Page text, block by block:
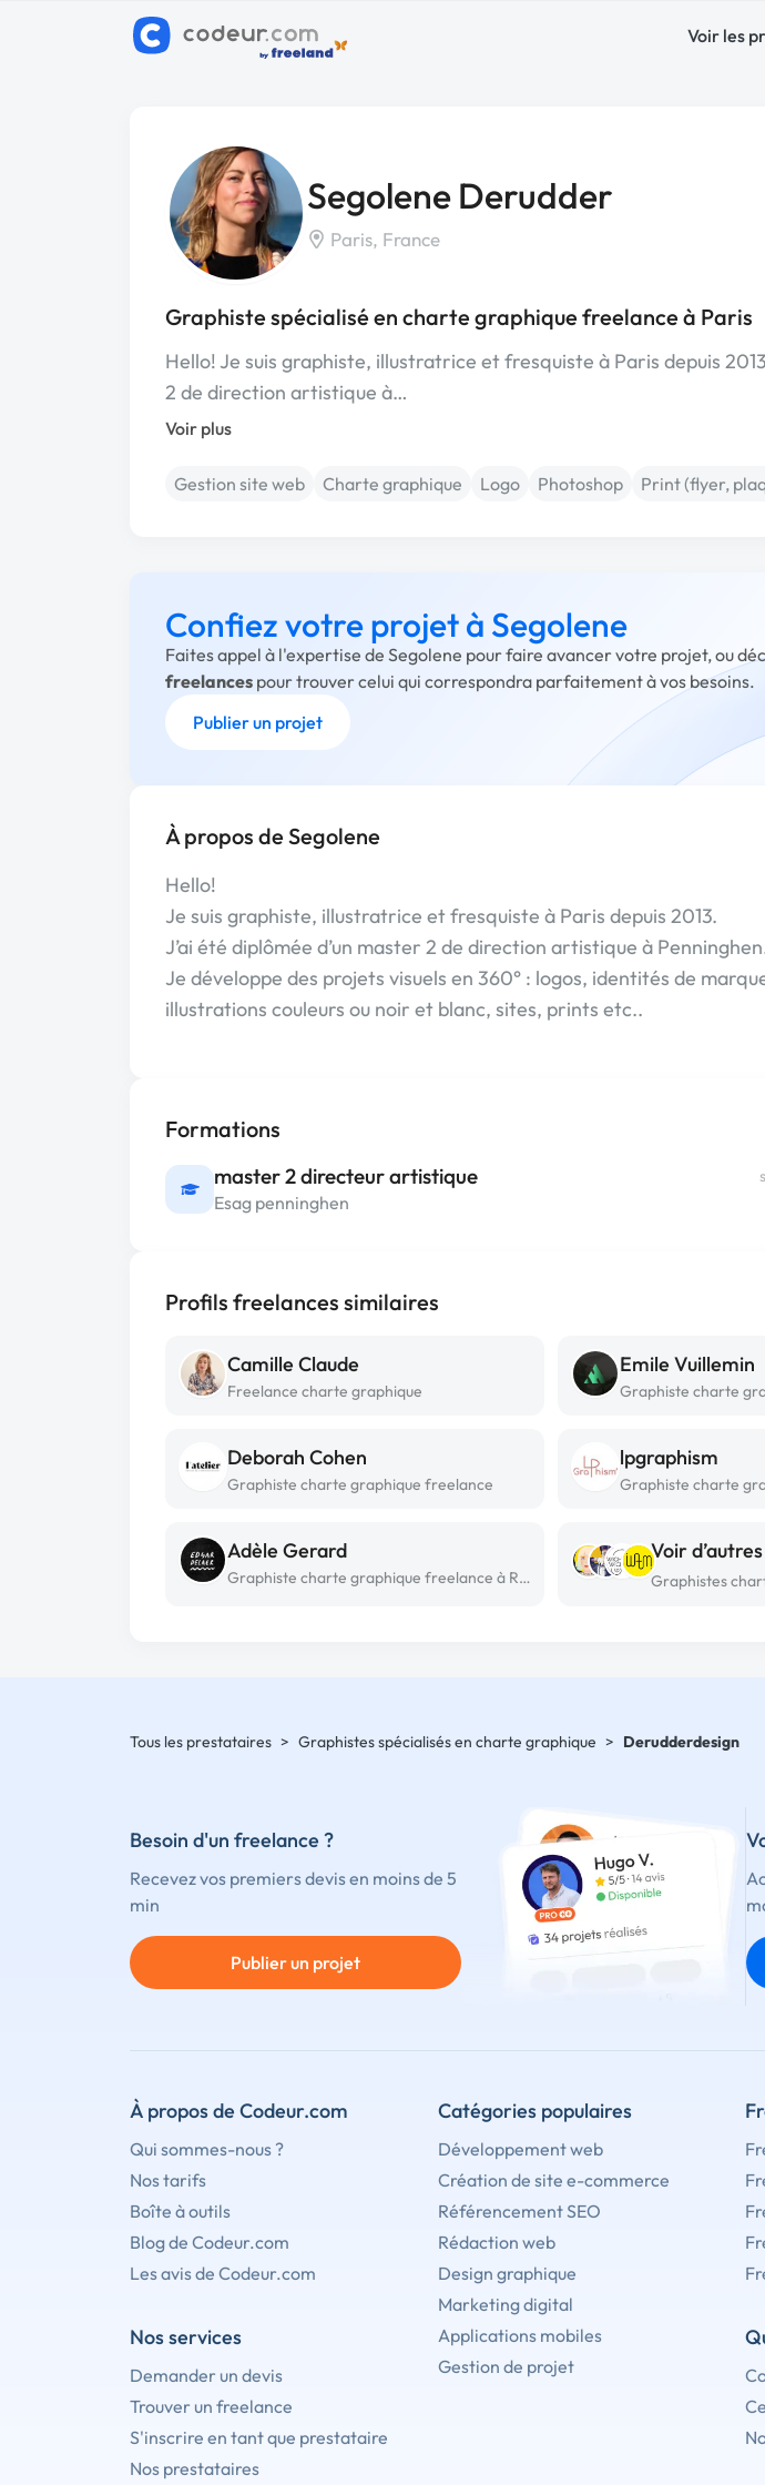
Voir les
Segolene Derudder
Paris, France
Graphiste spécialisé en charte graphique freelance à Paris
Hello! Je suis graphiste, illustratrice et fresquiste à Paris depuis
2 de direction artistique à…
Voir plus
Gestion site web Charte graphique Logo Photoshop Print (flyer,
Confiez votre projet à Segolene
Faites appel à l'expertise de Segolene pour faire avancer votre projet, ou
freelances pour trouver celui qui correspondra parfaitement à vos besoins.
Publier un projet
À propos de Segolene
Hello!
Je suis graphiste, illustratrice et fresquiste à Paris depuis 2013.
J’ai été diplômée d’un master 2 de direction artistique à
Je développe des projets visuels en 360° : logos, identités de
illustrations couleurs ou noir et blanc, sites, prints etc..
Formations
master 2 directeur artistique
Esag penninghen
Profils freelances similaires
Camille Claude
Freelance charte graphique
Emile Vuillemin
Graphiste charte
Deborah Cohen
Graphiste charte graphique freelance
lpgraphism
Graphiste charte
Adèle Gerard
Graphiste charte graphique freelance à Rennes
Voir
Graphistes
Tous les prestataires > Graphistes spécialisés en charte graphique > Derudderdesign
Besoin d'un freelance ?
Recevez vos premiers devis en moins de 5
min
Publier un projet
À propos de Codeur.com
Qui sommes-nous ?
Nos tarifs
Boîte à outils
Blog de Codeur.com
Les avis de Codeur.com
Nos services
Demander un devis
Trouver un freelance
S'inscrire en tant que prestataire
Nos prestataires
Catégories populaires
Développement web
Création de site e-commerce
Référencement SEO
Rédaction web
Design graphique
Marketing digital
Applications mobiles
Gestion de projet